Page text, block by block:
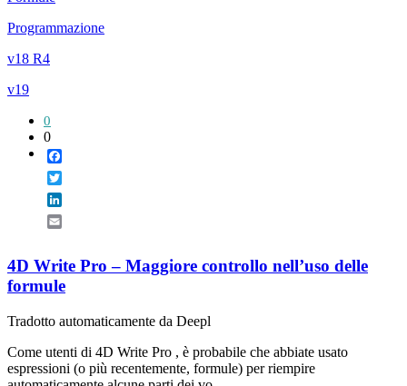
Programmazione
v18 R4
v19
0
0
4D Write Pro – Maggiore controllo nell’uso delle
formule
Tradotto automaticamente da Deepl
Come utenti di 4D Write Pro , è probabile che abbiate usato
espressioni (o più recentemente, formule) per riempire